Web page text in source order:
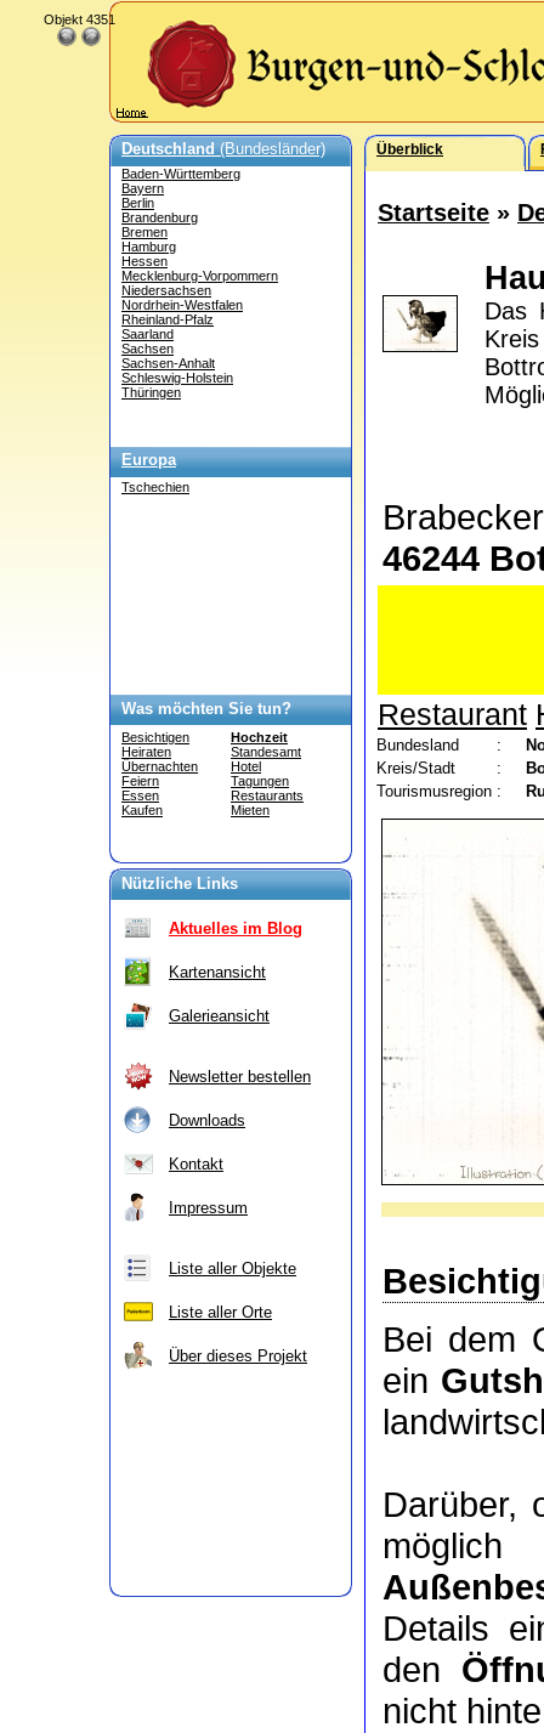
Deutschland(Bundesländer)
Baden-Württemberg
Bayern
Berlin
Brandenburg
Bremen
Hamburg
Hessen
Mecklenburg-Vorpommern
Niedersachsen
Nordrhein-Westfalen
Rheinland-Pfalz
Saarland
Sachsen
Sachsen-Anhalt
Schleswig-Holstein
Thüringen
Europa
Tschechien
Was möchten Sie tun?
Besichtigen
Heiraten
Übernachten
Feiern
Essen
Kaufen
Hochzeit
Standesamt
Hotel
Tagungen
Restaurants
Mieten
Nützliche Links
Aktuelles im Blog
Kartenansicht
Galerieansicht
Newsletter bestellen
Downloads
Kontakt
Impressum
Liste aller Objekte
Liste aller Orte
Über dieses Projekt
Überblick
Startseite »
Das
46244
Restaurant
Bundesland :
Kreis/Stadt
:
Tourismusregion :
Bei dem
ein
Darüber,
Details
den
nicht
Objekt 4351